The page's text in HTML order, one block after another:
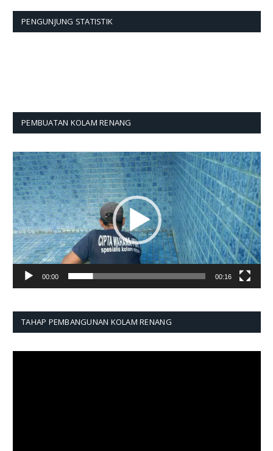
PENGUNJUNG STATISTIK
PEMBUATAN KOLAM RENANG
Pemutar
Video
00:00 00:16
TAHAP PEMBANGUNAN KOLAM RENANG